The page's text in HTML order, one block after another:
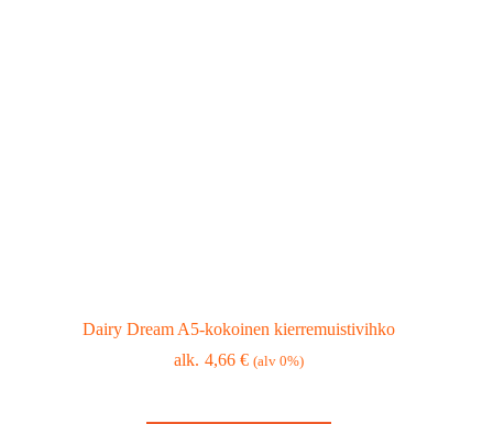
Dairy Dream A5-kokoinen kierremuistivihko
4,66€ (alv 0%)